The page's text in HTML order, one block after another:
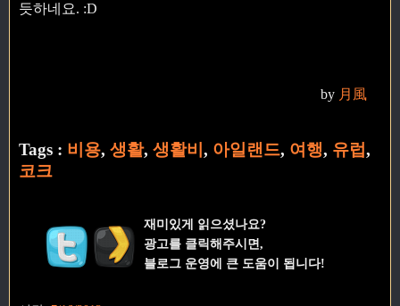
듯하네요. :D
by 月風
Tags : 비용, 생활, 생활비 , 아일랜드, 여행, 유럽,
코크
재미있게 읽으셨나요?
광고를 클릭해주시면,
블로그 운영에 큰 도움이 됩니다!